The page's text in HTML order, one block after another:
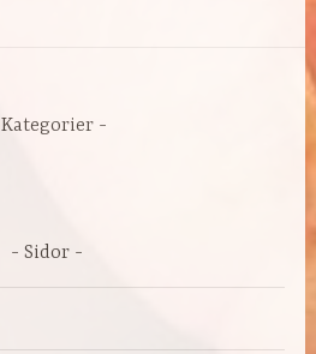
Kategorier
Sidor